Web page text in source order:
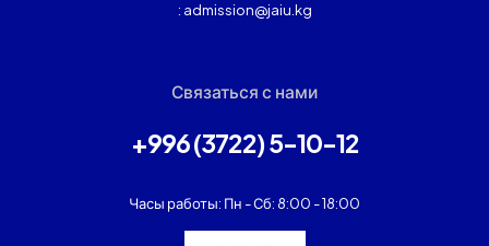
: admission@jaiu.kg
Связаться с нами
+996 (3722) 5-10-12
Часы работы: Пн - Сб: 8:00 - 18:00